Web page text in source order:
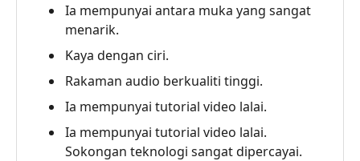
Perakam
Skrin
iSpring
Soalan
Lazim
Ia mempunyai antara muka yang sangat
menarik.
Kaya dengan ciri.
Rakaman audio berkualiti tinggi.
Ia mempunyai tutorial video lalai.
Ia mempunyai tutorial video lalai.
Sokongan teknologi sangat dipercayai.